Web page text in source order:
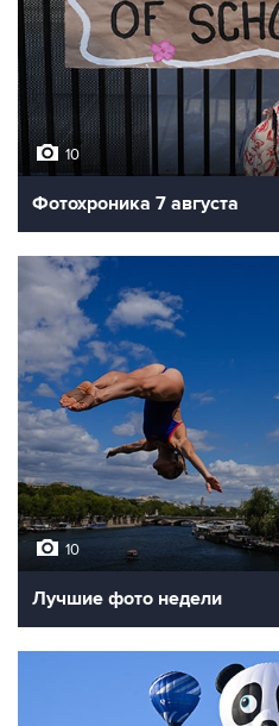
10
Фотохроника 7 августа
10
Лучшие фото недели